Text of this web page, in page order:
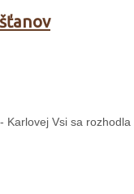
Karlovej Vsi sa